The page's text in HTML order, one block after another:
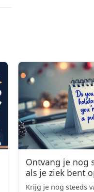
Ontvang je nog
als je ziek bent
Krijg je nog steeds